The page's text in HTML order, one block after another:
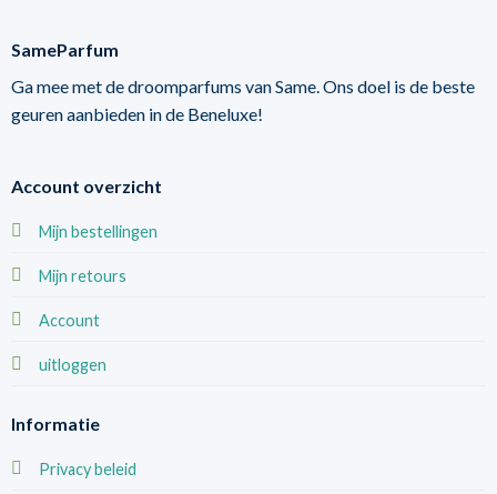
SameParfum
Ga mee met de droomparfums van Same. Ons doel is de beste
geuren aanbieden in de Beneluxe!
Account overzicht
Mijn bestellingen
Mijn retours
Account
uitloggen
Informatie
Privacy beleid